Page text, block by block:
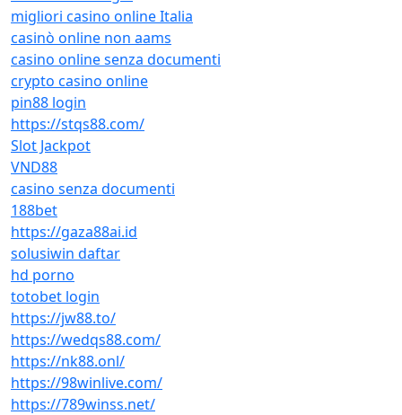
migliori casino online Italia
casinò online non aams
casino online senza documenti
crypto casino online
pin88 login
https://stqs88.com/
Slot Jackpot
VND88
casino senza documenti
188bet
https://gaza88ai.id
solusiwin daftar
hd porno
totobet login
https://jw88.to/
https://wedqs88.com/
https://nk88.onl/
https://98winlive.com/
https://789winss.net/